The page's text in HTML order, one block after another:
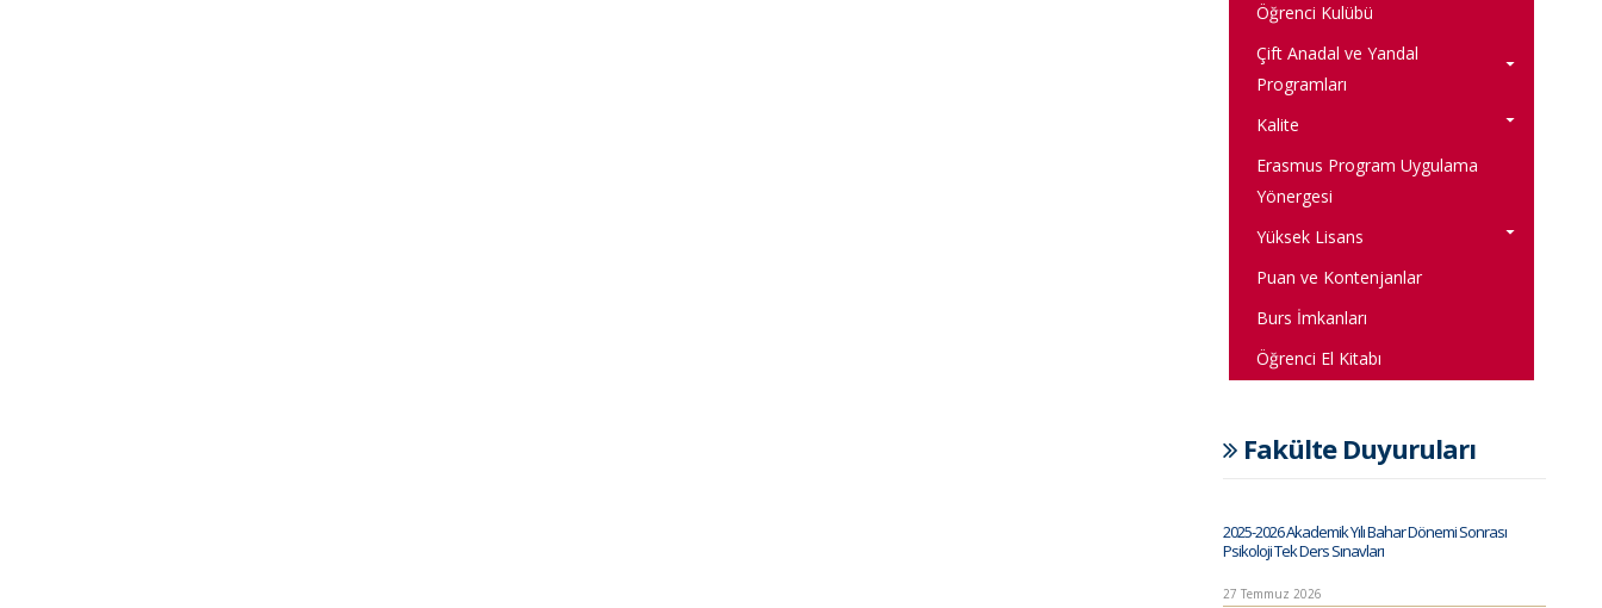
Öğrenci Kulübü
Çift Anadal ve Yandal
Programları
Kalite
Erasmus Program Uygulama
Yönergesi
Yüksek Lisans
Puan ve Kontenjanlar
Burs İmkanları
Öğrenci El Kitabı
Fakülte Duyuruları
2025-2026 Akademik Yılı Bahar Dönemi Sonrası
Psikoloji Tek Ders Sınavları
27 Temmuz 2026